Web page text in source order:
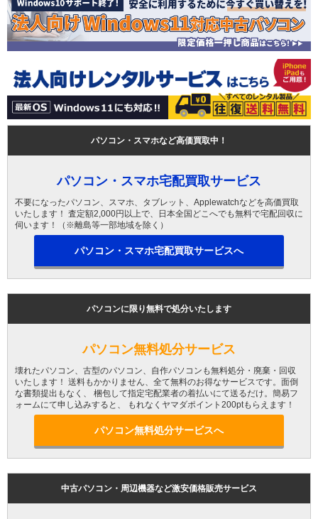
パソコン・スマホなど高価買取中！
パソコン・スマホ宅配買取サービス
不要になったパソコン、スマホ、タブレット、Applewatchなどを高価買取
いたします！ 査定額2,000円以上で、日本全国どこへでも無料で宅配回収に
伺います！（※離島等一部地域を除く）
パソコン・スマホ宅配買取サービスへ
パソコンに限り無料で処分いたします
パソコン無料処分サービス
壊れたパソコン、古型のパソコン、自作パソコンも無料処分・廃棄・回収
いたします！ 送料もかかりません、全て無料のお得なサービスです。面倒
な書類提出もなく、 梱包して指定宅配業者の着払いにて送るだけ。簡易フ
ォームにて申し込みすると、 もれなくヤマダポイント200ptもらえます！
パソコン無料処分サービスへ
中古パソコン・周辺機器など激安価格販売サービス